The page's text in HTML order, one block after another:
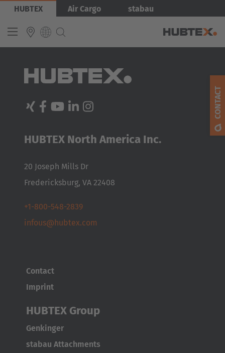
Overslaan
naar
HUBTEX Air Cargo stabau
INTERNATIONAL
Deutsch
Français
EUROPE
Belgium
Nederlands Français
Er is nog geen inhoud gemaakt voor de voorpagina.
Gebruikershandleidingom uw site te bouwen.
Abonneer op
HUBTEX North America Inc.
20 Joseph Mills Dr
Fredericksburg, VA 22408
+1-800-548-2839
infous@hubtex.com
Contact
Imprint
HUBTEX Group
Genkinger
stabau Attachments
CONTACT